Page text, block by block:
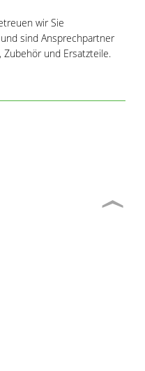
wir Sie
sind Ansprechpartner
und Ersatzteile.